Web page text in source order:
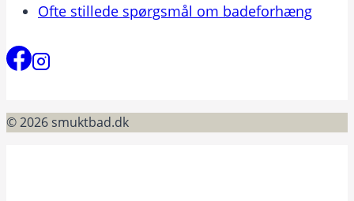
Ofte stillede spørgsmål om badeforhæng
© 2026 smuktbad.dk